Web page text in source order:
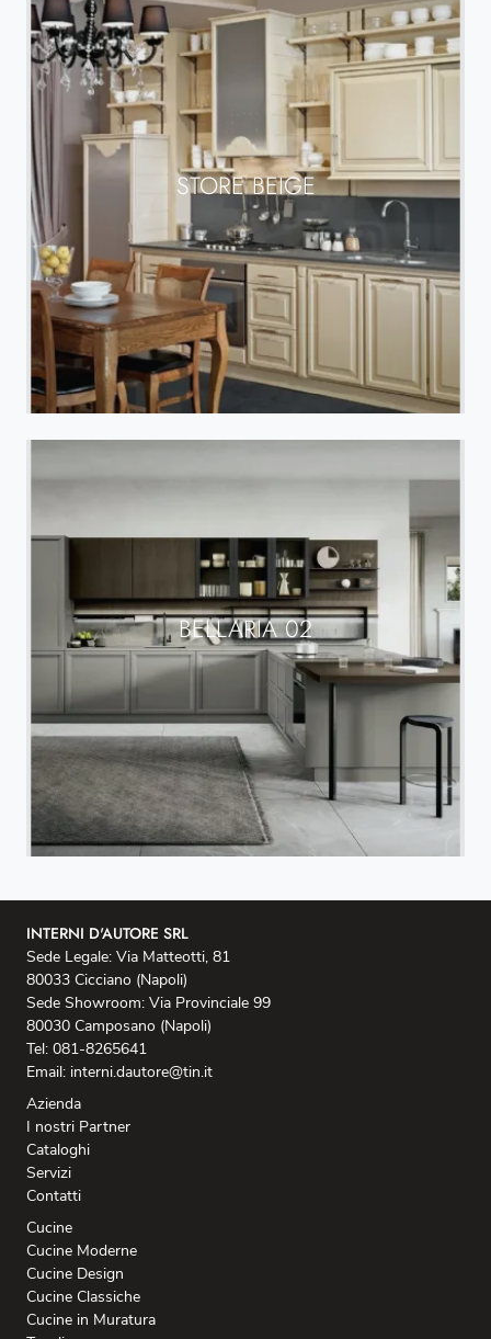
STORE BEIGE
BELLARIA 02
INTERNI D'AUTORE SRL
Sede Legale: Via Matteotti, 81
80033 Cicciano (Napoli)
Sede Showroom: Via Provinciale 99
80030 Camposano (Napoli)
Tel: 081-8265641
Email: interni.dautore@tin.it
Azienda
I nostri Partner
Cataloghi
Servizi
Contatti
Cucine
Cucine Moderne
Cucine Design
Cucine Classiche
Cucine in Muratura